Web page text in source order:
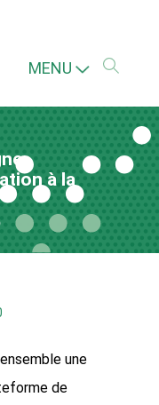
MENU
à la
une
de